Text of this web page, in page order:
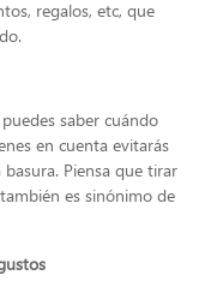
regalos, etc, que
saber cuándo
en cuenta evitarás
Piensa que tirar
es sinónimo de